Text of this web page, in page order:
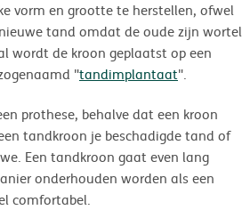
vorm en grootte te herstellen, ofwel
tand omdat de oude zijn wortel
wordt de kroon geplaatst op een
"tandimplantaat".
prothese, behalve dat een kroon
tandkroon je beschadigde tand of
Een tandkroon gaat even lang
onderhouden worden als een
comfortabel.